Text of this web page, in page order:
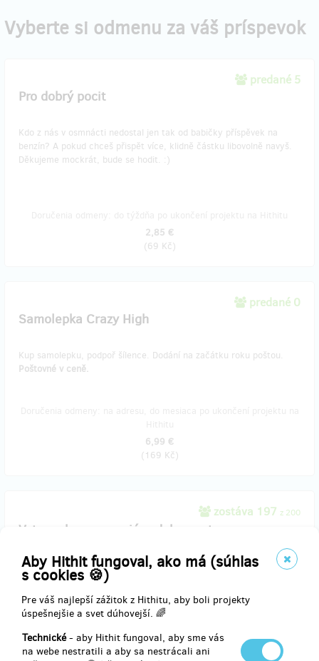
Aby Hithit fungoval, ako má (súhlas
s cookies 🍪)
Pre váš najlepší zážitok z Hithitu, aby boli projekty
úspešnejšie a svet dúhovejší. 🌈
Technické- aby Hithit fungoval, aby sme vás
na webe nestratili a aby sa nestrácali ani
Vyberte si odmenu za váš príspevok
predané 5
Pro dobrý pocit
Kdo z nás v osmnácti nedostal jen tak od babičky příspěvek na
benzín? A pokud chceš přispět více, klidně částku libovolně navyš.
Děkujeme mockrát, bude se hodit. :)
2,85 €
(69 Kč)
predané 0
Samolepka Crazy High
Kup samolepku, podpoř šílence. Dodání na začátku roku poštou.
Poštovné v ceně.
6,99 €
(169 Kč)
zostáva 197 z 200
Vstupenka na premiéru dokumentu
Kup lístek a užij fajn večer. :) Podle míry zájmu upřesníme datum a
místo po skončení projektu.
Doručenia odmeny: do štvrť roka po ukončení projektu na Hithitu
19,39 €